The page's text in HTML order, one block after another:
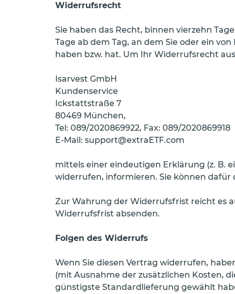
Widerrufsrecht
Sie haben das Recht, binnen vierzehn
Tage ab dem Tag, an dem Sie oder ein
haben bzw. hat. Um Ihr Widerrufsrecht
Isarvest GmbH
Kundenservice
Ickstattstraße 7
80469 München,
Tel: 089/2020869922, Fax: 089/2020869918
E-Mail: support@extraETF.com
mittels einer eindeutigen Erklärung (z. B.
widerrufen, informieren. Sie können
Zur Wahrung der Widerrufsfrist reicht es
Widerrufsfrist absenden.
Folgen des Widerrufs
Wenn Sie diesen Vertrag widerrufen,
(mit Ausnahme der zusätzlichen Kosten,
günstigste Standardlieferung gewählt